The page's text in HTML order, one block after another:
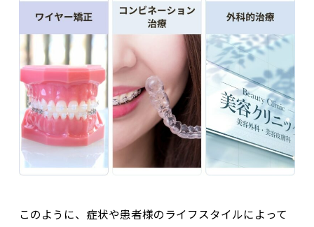
このように、症状や患者様のライフスタイルによって